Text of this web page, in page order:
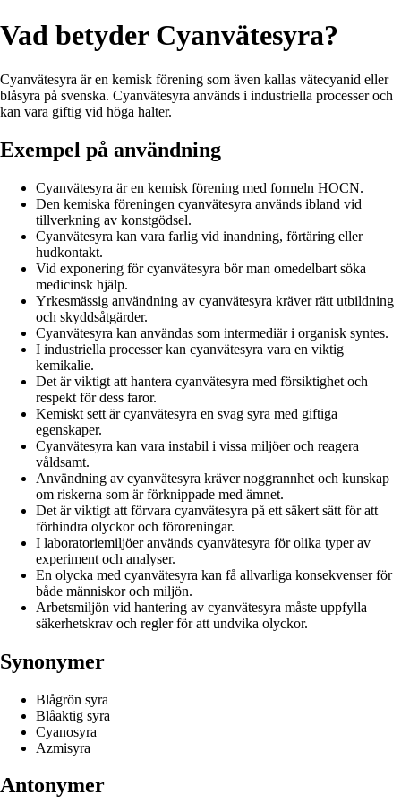
Vad betyder Cyanvätesyra?
Cyanvätesyra är en kemisk förening som även kallas vätecyanid eller
blåsyra på svenska. Cyanvätesyra används i industriella processer och
kan vara giftig vid höga halter.
Exempel på användning
Cyanvätesyra är en kemisk förening med formeln HOCN.
Den kemiska föreningen cyanvätesyra används ibland vid
tillverkning av konstgödsel.
Cyanvätesyra kan vara farlig vid inandning, förtäring eller
hudkontakt.
Vid exponering för cyanvätesyra bör man omedelbart söka
medicinsk hjälp.
Yrkesmässig användning av cyanvätesyra kräver rätt utbildning
och skyddsåtgärder.
Cyanvätesyra kan användas som intermediär i organisk syntes.
I industriella processer kan cyanvätesyra vara en viktig
kemikalie.
Det är viktigt att hantera cyanvätesyra med försiktighet och
respekt för dess faror.
Kemiskt sett är cyanvätesyra en svag syra med giftiga
egenskaper.
Cyanvätesyra kan vara instabil i vissa miljöer och reagera
våldsamt.
Användning av cyanvätesyra kräver noggrannhet och kunskap
om riskerna som är förknippade med ämnet.
Det är viktigt att förvara cyanvätesyra på ett säkert sätt för att
förhindra olyckor och föroreningar.
I laboratoriemiljöer används cyanvätesyra för olika typer av
experiment och analyser.
En olycka med cyanvätesyra kan få allvarliga konsekvenser för
både människor och miljön.
Arbetsmiljön vid hantering av cyanvätesyra måste uppfylla
säkerhetskrav och regler för att undvika olyckor.
Synonymer
Blågrön syra
Blåaktig syra
Cyanosyra
Azmisyra
Antonymer